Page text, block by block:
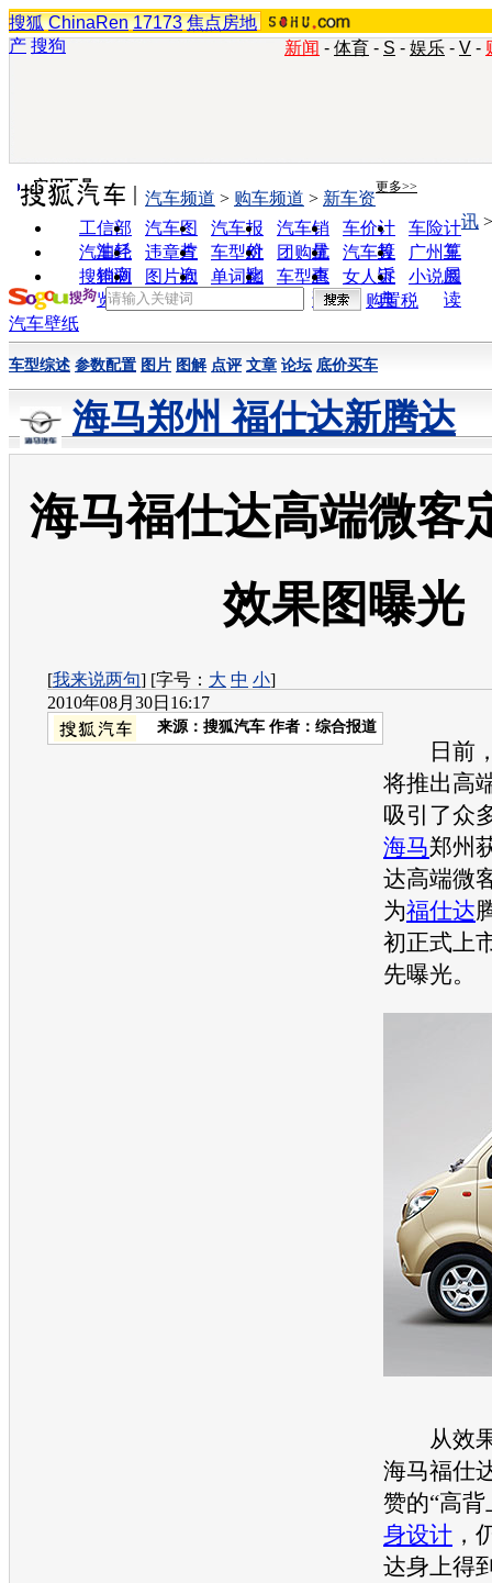
搜狐 ChinaRen 17173 焦点房地
产 搜狗 新闻 - 体育 - S - 娱乐 - V -
实用工具 更多>>
工信部
油耗
汽车图
片
汽车报
价
汽车销
量
车价计
算
车险计
算
汽车经
销商
违章查
询
车型对
比
团购优
惠
汽车投
诉
广州车
展
搜狗浏
览器
图片欣
赏
单词翻
车型查
询
女人宝
典
小说阅
读
汽车频道 > 购车频道 > 新车资
讯
购置税
汽车壁纸
车型综述 参数配置 图片 图解 点评 文章 论坛 底价买车
海马郑州 福仕达新腾达
海马福仕达高端微客
效果图曝光
[我来说两句] [字号： 大 中 小]
2010年08月30日16:17
来源： 搜狐汽车 作者：综合报道
日前
将推出高
吸引了众
海马郑州
达高端微
为福仕达
初正式上
先曝光。
从效果
海马福仕
赞的“高
身设计 ，
达身上得